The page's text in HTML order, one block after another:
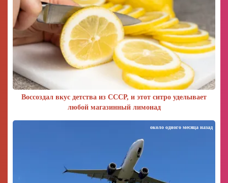
Воссоздал вкус детства из СССР, и этот ситро уделывает
любой магазинный лимонад
около одного месяца назад